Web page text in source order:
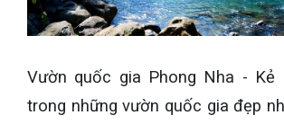
Vườn quốc gia Phong Nha - Kẻ
trong những vườn quốc gia đẹp